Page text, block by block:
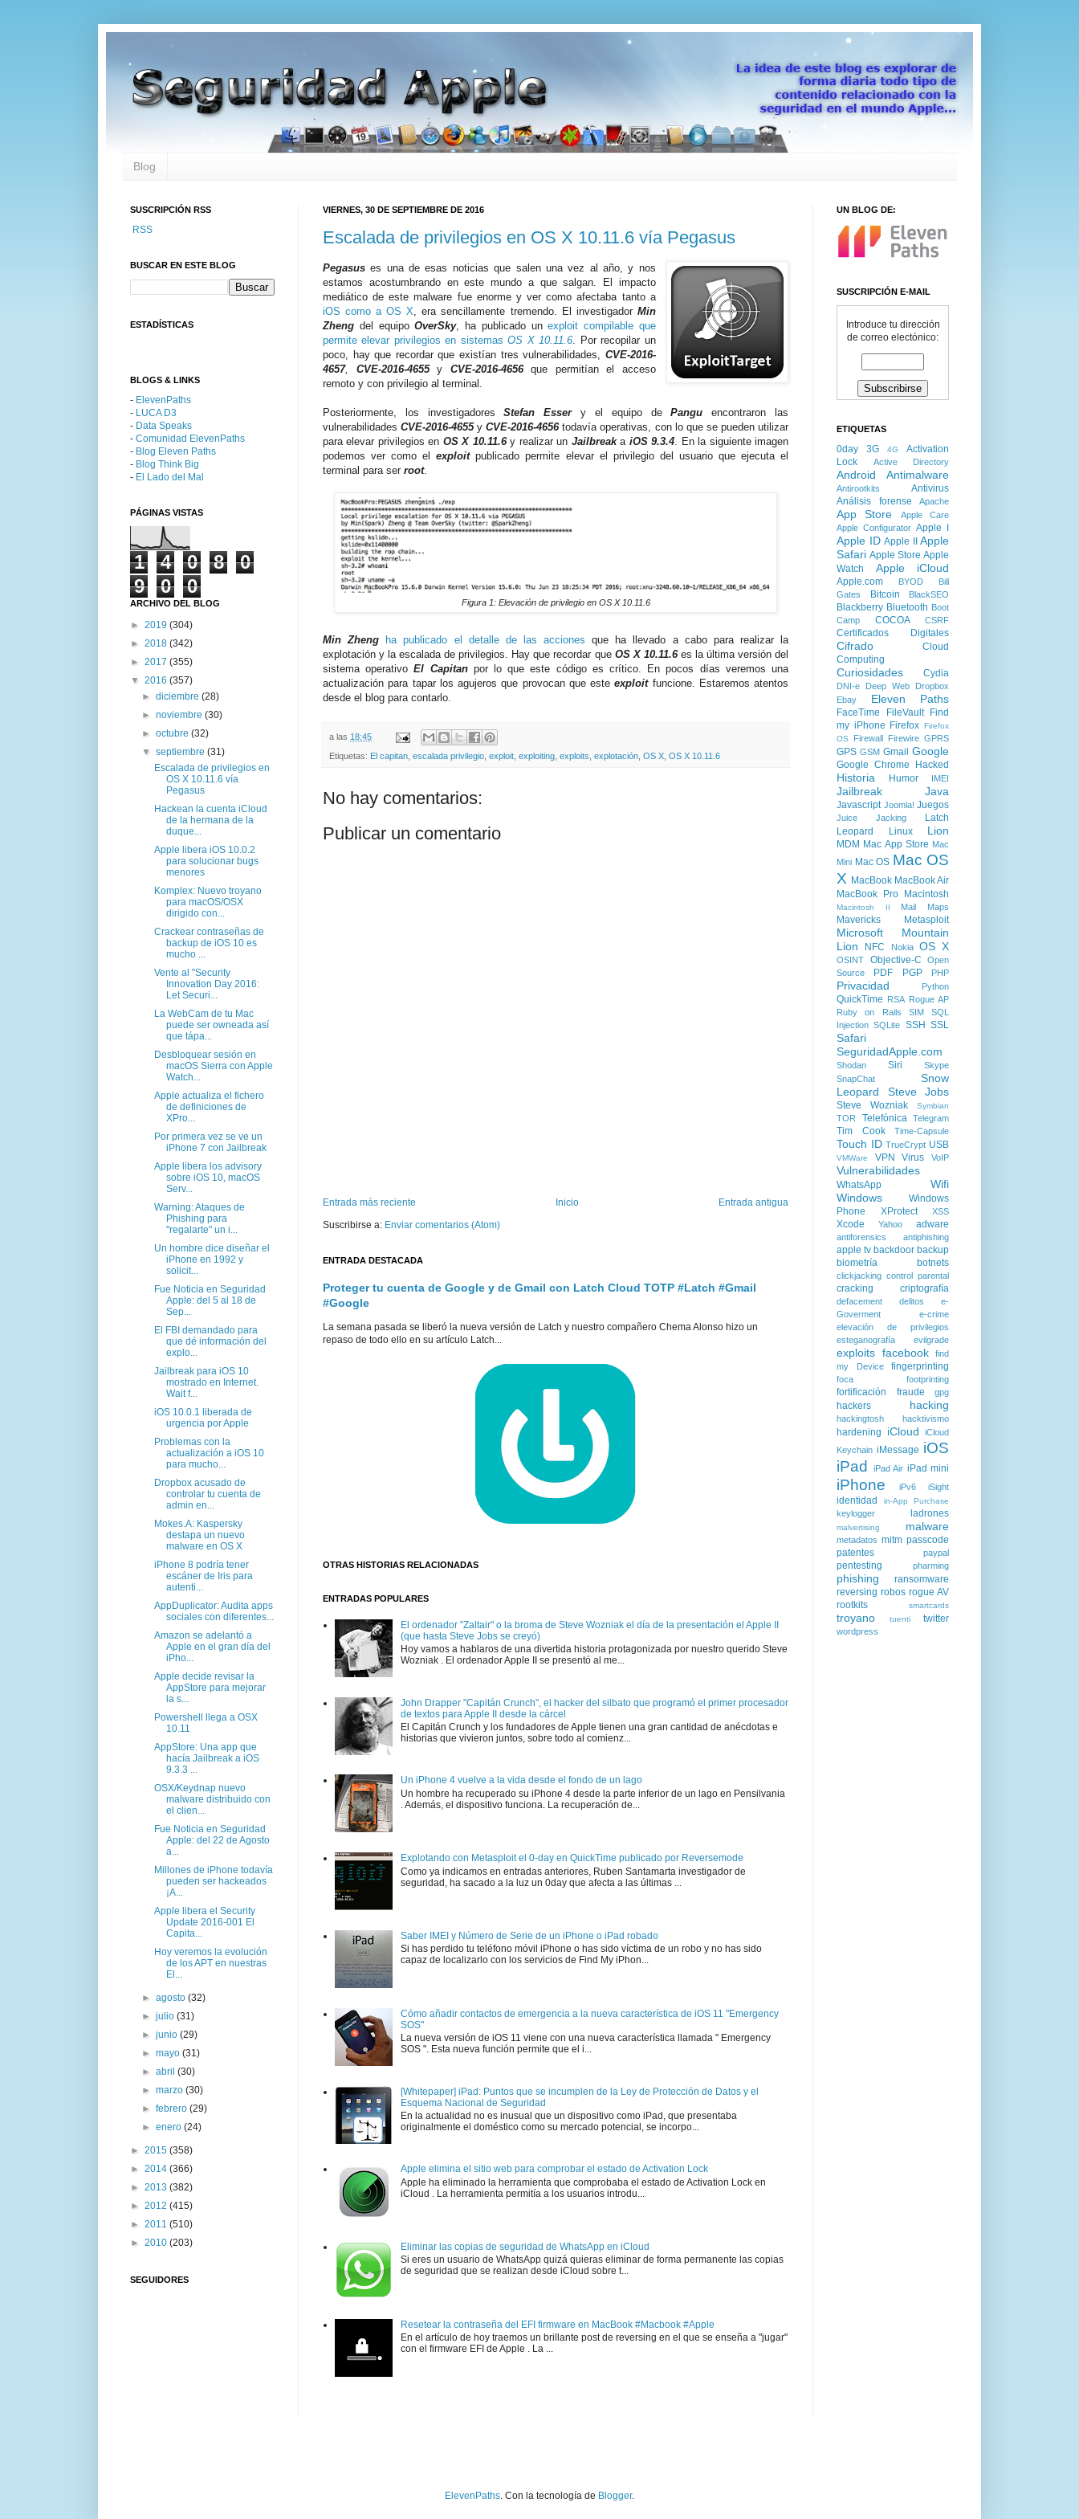
Blog
VIERNES, 30 DE SEPTIEMBRE DE 2016
Escalada de privilegios en OS X 10.11.6 vía Pegasus
Pegasus es una de esas noticias que salen una vez al año, y nos
estamos acostumbrando en este mundo a que salgan. El impacto
mediático de este malware fue enorme y ver como afectaba tanto a
iOS como a OS X, era sencillamente tremendo. El investigador Min
Zheng del equipoOverSky, ha publicado unexploit compilable que
permite elevar privilegios en sistemasOS X 10.11.6. Por recopilar un
poco, hay que recordar que existían tres vulnerabilidades, CVE-2016-
4657, CVE-2016-4655y CVE-2016-4656
que permitían el acceso
remoto y con privilegio al terminal.
Posteriormente, los investigadoresStefan Essery el equipo dePangu
encontraron las
vulnerabilidadesCVE-2016-4655yCVE-2016-4656todavía operativas, con lo que se pueden utilizar
para elevar privilegios en OS X 10.11.6 y realizar un Jailbreak a iOS 9.3.4. En la siguiente imagen
podemos ver como elexploit publicado permite elevar el privilegio del usuario que ejecuta el
terminal para ser root.
Figura 1: Elevación de privilegio en OS X 10.11.6
Min Zheng ha publicado el detalle de las acciones que ha llevado a cabo para realizar la
explotación y la escalada de privilegios. Hay que recordar que OS X 10.11.6es la última versión del
sistema operativoEl Capitanpor lo que este código es crítico. En pocos días veremos una
actualización para tapar los agujeros que provocan que esteexploit funcione. Estaremos atentos
desde el blog para contarlo.
a las 18:45
Etiquetas: El capitan, escalada privilegio, exploit, exploiting, exploits, explotación, OS X, OS X 10.11.6
No hay comentarios:
Publicar un comentario
Entrada más reciente Entrada antigua
Inicio
Suscribirse a: Enviar comentarios (Atom)
ENTRADA DESTACADA
Proteger tu cuenta de Google y de Gmail con Latch Cloud TOTP #Latch #Gmail
#Google
La semana pasada se liberó la nueva versión de Latch y nuestro compañero Chema Alonso hizo un
repaso de todo ello en su artículo Latch...
OTRAS HISTORIAS RELACIONADAS
ENTRADAS POPULARES
El ordenador "Zaltair" o la broma de Steve Wozniak el día de la presentación el Apple II
(que hasta Steve Jobs se creyó)
Hoy vamos a hablaros de una divertida historia protagonizada por nuestro querido Steve
Wozniak . El ordenador Apple II se presentó al me...
John Drapper "Capitán Crunch", el hacker del silbato que programó el primer procesador
de textos para Apple II desde la cárcel
El Capitán Crunch y los fundadores de Apple tienen una gran cantidad de anécdotas e
historias que vivieron juntos, sobre todo al comienz...
Un iPhone 4 vuelve a la vida desde el fondo de un lago
Un hombre ha recuperado su iPhone 4 desde la parte inferior de un lago en Pensilvania
. Además, el dispositivo funciona. La recuperación de...
Explotando con Metasploit el 0-day en QuickTime publicado por Reversemode
Como ya indicamos en entradas anteriores, Ruben Santamarta investigador de
seguridad, ha sacado a la luz un 0day que afecta a las últimas ...
Saber IMEI y Número de Serie de un iPhone o iPad robado
Si has perdido tu teléfono móvil iPhone o has sido víctima de un robo y no has sido
capaz de localizarlo con los servicios de Find My iPhon...
Cómo añadir contactos de emergencia a la nueva característica de iOS 11 "Emergency
SOS"
La nueva versión de iOS 11 viene con una nueva característica llamada " Emergency
SOS ". Esta nueva función permite que el i...
[Whitepaper] iPad: Puntos que se incumplen de la Ley de Protección de Datos y el
Esquema Nacional de Seguridad
En la actualidad no es inusual que un dispositivo como iPad, que presentaba
originalmente el doméstico como su mercado potencial, se incorpo...
Apple elimina el sitio web para comprobar el estado de Activation Lock
Apple ha eliminado la herramienta que comprobaba el estado de Activation Lock en
iCloud . La herramienta permitía a los usuarios introdu...
Eliminar las copias de seguridad de WhatsApp en iCloud
Si eres un usuario de WhatsApp quizá quieras eliminar de forma permanente las copias
de seguridad que se realizan desde iCloud sobre t...
Resetear la contraseña del EFI firmware en MacBook #Macbook #Apple
En el artículo de hoy traemos un brillante post de reversing en el que se enseña a "jugar"
con el firmware EFI de Apple . La ...
SUSCRIPCIÓN RSS
RSS
BUSCAR EN ESTE BLOG
ESTADÍSTICAS
BLOGS & LINKS
- ElevenPaths
- LUCA D3
- Data Speaks
- Comunidad ElevenPaths
- Blog Eleven Paths
- Blog Think Big
- El Lado del Mal
PÁGINAS VISTAS
1 4 0 8
0
9
0 0
ARCHIVO DEL BLOG
► 2019 (304)
► 2018 (342)
► 2017 (355)
▼ 2016 (357)
►diciembre(28)
►noviembre(30)
►octubre(32)
▼septiembre(31)
Escalada de privilegios en
OS X 10.11.6 vía
Pegasus
Hackean la cuenta iCloud
de la hermana de la
duque...
Apple libera iOS 10.0.2
para solucionar bugs
menores
Komplex: Nuevo troyano
para macOS/OSX
dirigido con...
Crackear contraseñas de
backup de iOS 10 es
mucho ...
Vente al "Security
Innovation Day 2016:
Let Securi...
La WebCam de tu Mac
puede ser owneada así
que tápa...
Desbloquear sesión en
macOS Sierra con Apple
Watch...
Apple actualiza el fichero
de definiciones de
XPro...
Por primera vez se ve un
iPhone 7 con Jailbreak
Apple libera los advisory
sobre iOS 10, macOS
Serv...
Warning: Ataques de
Phishing para
"regalarte" un i...
Un hombre dice diseñar el
iPhone en 1992 y
solicit...
Fue Noticia en Seguridad
Apple: del 5 al 18 de
Sep...
El FBI demandado para
que dé información del
explo...
Jailbreak para iOS 10
mostrado en Internet.
Wait f...
iOS 10.0.1 liberada de
urgencia por Apple
Problemas con la
actualización a iOS 10
para mucho...
Dropbox acusado de
controlar tu cuenta de
admin en...
Mokes.A: Kaspersky
destapa un nuevo
malware en OS X
iPhone 8 podría tener
escáner de Iris para
autenti...
AppDuplicator: Audita apps
sociales con diferentes...
Amazon se adelantó a
Apple en el gran día del
iPho...
Apple decide revisar la
AppStore para mejorar
la s...
Powershell llega a OSX
10.11
AppStore: Una app que
hacía Jailbreak a iOS
9.3.3 ...
OSX/Keydnap nuevo
malware distribuido con
el clien...
Fue Noticia en Seguridad
Apple: del 22 de Agosto
a...
Millones de iPhone todavía
pueden ser hackeados
¡A...
Apple libera el Security
Update 2016-001 El
Capita...
Hoy veremos la evolución
de los APT en nuestras
El...
►agosto(32)
►julio(31)
►junio(29)
►mayo(31)
►abril(30)
►marzo(30)
►febrero(29)
►enero(24)
► 2015 (358)
► 2014 (366)
► 2013 (382)
► 2012 (415)
► 2011 (510)
► 2010 (203)
SEGUIDORES
UN BLOG DE:
SUSCRIPCIÓN E-MAIL
Introduce tu dirección
de correo electónico:
ETIQUETAS
0day 3G 4G
Activation
Lock
Active Directory
Android Antimalware
Antirootkits
Antivirus
Análisis forense
Apache
App Store
Apple Care
Apple Configurator Apple I
Apple ID Apple II
Apple
Safari Apple Store Apple
Watch
Apple iCloud
Apple.com BYOD
Bill
Gates
Bitcoin BlackSEO
Blackberry Bluetooth Boot
Camp
COCOA CSRF
Certificados Digitales
Cifrado
Cloud
Computing
Curiosidades Cydia
DNI-e Deep Web
Dropbox
Ebay
Eleven Paths
FaceTime FileVault
Find
my iPhone Firefox Firefox
OS
Firewall Firewire GPRS
GPS GSM Gmail Google
Google Chrome Hacked
Historia Humor IMEI
Jailbreak Java
Javascript Joomla! Juegos
Juice Jacking
Latch
Leopard
Linux Lion
MDM Mac App Store Mac
Mini Mac OS Mac OS
X MacBook MacBook Air
MacBook Pro
Macintosh
Macintosh II Mail Maps
Mavericks Metasploit
Microsoft
Mountain
Lion
NFC Nokia OS X
OSINT Objective-C
Open
Source
PDF PGP PHP
Privacidad Python
QuickTime RSA Rogue AP
Ruby on Rails
SIM
SQL
Injection SQLite SSH SSL
Safari
SeguridadApple.com
Shodan Siri
Skype
SnapChat
Snow
Leopard
Steve Jobs
Steve Wozniak Symbian
TOR Telefónica Telegram
Tim Cook Time-Capsule
Touch ID TrueCrypt USB
VMWare VPN Virus VoIP
Vulnerabilidades
WhatsApp
Wifi
Windows
Windows
Phone
XProtect XSS
Xcode Yahoo adware
antiforensics antiphishing
apple tv backdoor backup
biometría
botnets
clickjacking control parental
cracking criptografía
defacement delitos
e-
Goverment
e-crime
elevación de privilegios
esteganografía
evilgrade
exploits facebook
find
my Device
fingerprinting
foca footprinting
fortificación fraude gpg
hackers hacking
hackingtosh hacktivismo
hardening iCloud
iCloud
Keychain iMessage iOS
iPad
iPad Air iPad mini
iPhone iPv6 iSight
identidad in-App Purchase
keylogger ladrones
malvertising malware
metadatos mitm passcode
patentes
paypal
pentesting pharming
phishing
ransomware
reversing robos rogue AV
rootkits
smartcards
troyano tuenti twitter
wordpress
ElevenPaths . Con la tecnología de Blogger.